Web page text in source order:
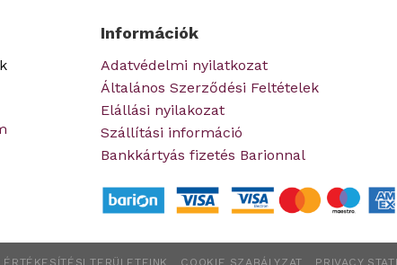
Információk
Adatvédelmi nyilatkozat
Általános Szerződési Feltételek
Elállási nyilakozat
Szállítási információ
Bankkártyás fizetés Barionnal
ÉRTÉKESÍTÉSI TERÜLETEINK COOKIE SZABÁLYZAT PRIVACY